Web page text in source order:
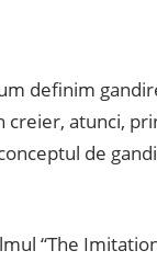
definim
atunci,
de
“The